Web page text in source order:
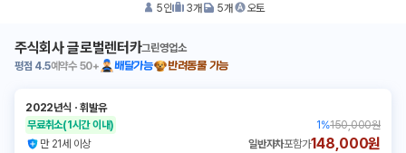
5인 3개 5개 오토
주식회사 글로벌렌터카그린영업소
평점 4.5예약수 50+ 배달가능 반려동물 가능
2022년식 ㆍ휘발유
무료취소(1시간 이내) 1 %150,000원
만 21세 이상
일반자차포함가148,000원